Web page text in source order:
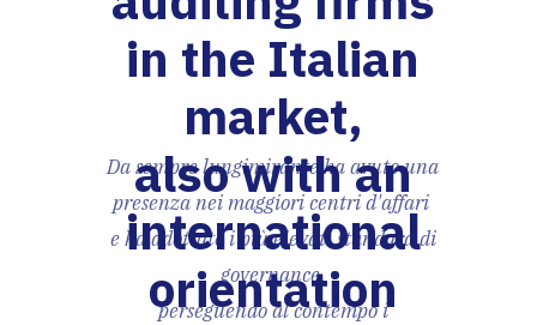
in the Italian
market,
also with an
international
orientation
Da sempre lungimirante ha avuto una
presenza nei maggiori centri d'affari
e ha adottato i più elevati standard di
governance,
perseguendo al contempo i